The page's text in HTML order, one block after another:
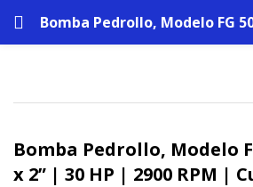
Bomba Pedrollo, Modelo
x 2” | 30 HP | 2900 RPM |